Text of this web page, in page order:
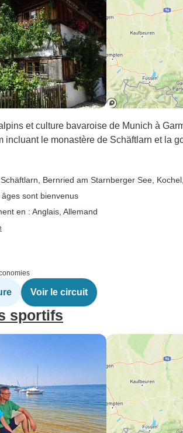
et culture bavaroise de Munich à
incluant le monastère de Schäftlarn et la
, Schäftlarn , Bernried am Starnberger See , Kochel
âges sont bienvenus
en : Anglais, Allemand
Voir le circuit
sportifs